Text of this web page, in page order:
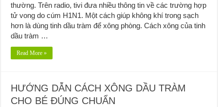
thường. Trên radio, tivi đưa nhiều thông tin về các trường hợp
tử vong do cúm H1N1. Một cách giúp không khí trong sạch
hơn là dùng tinh dầu tràm để xông phòng. Cách xông của tinh
dầu tràm …
Read More »
HƯỚNG DẪN CÁCH XÔNG DẦU TRÀM
CHO BÉ ĐÚNG CHUẨN